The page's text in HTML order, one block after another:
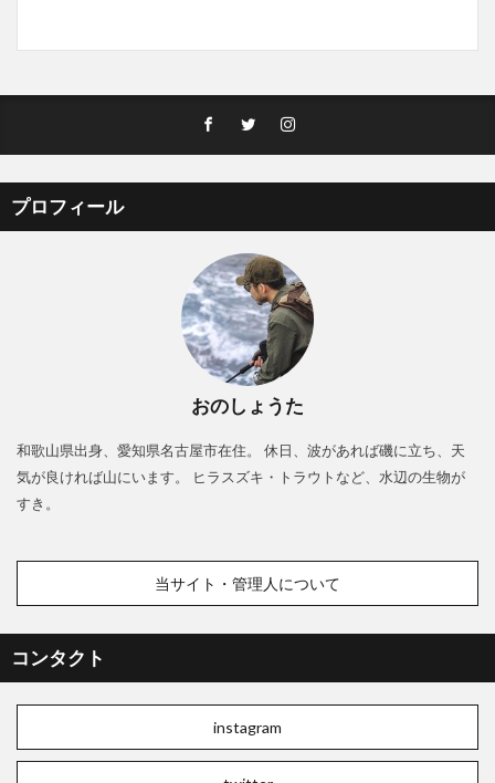
プロフィール
おのしょうた
和歌山県出身、愛知県名古屋市在住。 休日、波があれば磯に立ち、天
気が良ければ山にいます。 ヒラスズキ・トラウトなど、水辺の生物が
すき。
当サイト・管理人について
コンタクト
instagram